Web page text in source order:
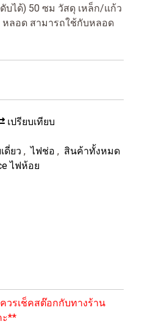
บได้) 50 ซม วัสดุ เหล็ก/แก้ว
หลอด สามารถใช้กับหลอด
เปรียบเทียบ
ดี่ยว , ไฟช่อ , สินค้าทั้งหมด
ไฟห้อย
วรเช็คสต๊อกกับทางร้าน
ะ**